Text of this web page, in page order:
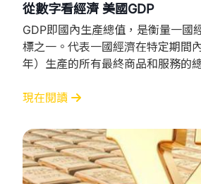
從數字看經濟 美國GDP
GDP即國內生產總值，是衡量一國
標之一。代表一國經濟在特定期間
年）生產的所有最終商品和服務的
GDP？ 了解美國GDP最簡單的方法是觀察它的增長
長，意味著經濟活動穩健並且就業
低於這個範圍，則可能需要關注經
為
現在閱讀